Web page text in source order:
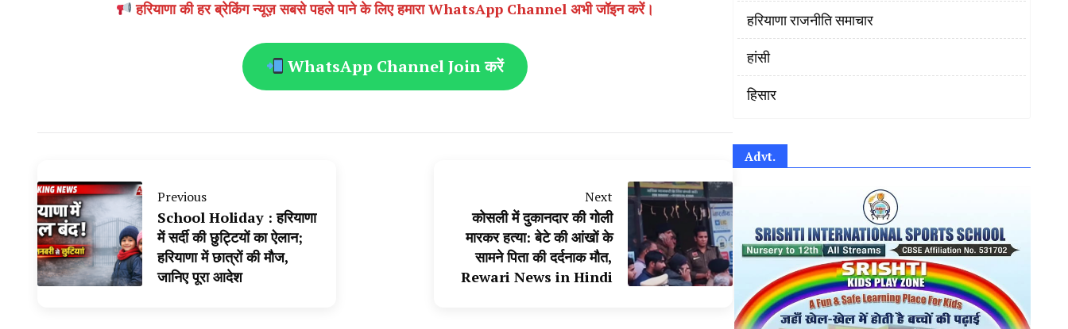
हरियाणा की हर ब्रेकिंग न्यूज़ सबसे पहले पाने के लिए हमारा WhatsApp Channel अभी जॉइन करें।
WhatsApp Channel Join करें
Previous
School Holiday : हरियाणा
में सर्दी की छुट्टियों का ऐलान;
हरियाणा में छात्रों की मौज,
जानिए पूरा आदेश
Next
कोसली में दुकानदार की गोली
मारकर हत्या: बेटे की आंखों के
सामने पिता की दर्दनाक मौत,
Rewari News in Hindi
हरियाणा राजनीति समाचार
हांसी
हिसार
Advt.